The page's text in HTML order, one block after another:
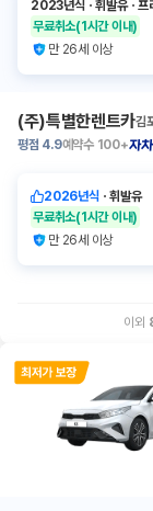
2023년식 ㆍ휘발유ㆍ프
무료취소(1시간 이내)
만 26세 이상
(주)특별한렌트카김
평점 4.9예약수 100+자
2026년식 ㆍ휘발유
무료취소(1시간 이내)
만 26세 이상
이외